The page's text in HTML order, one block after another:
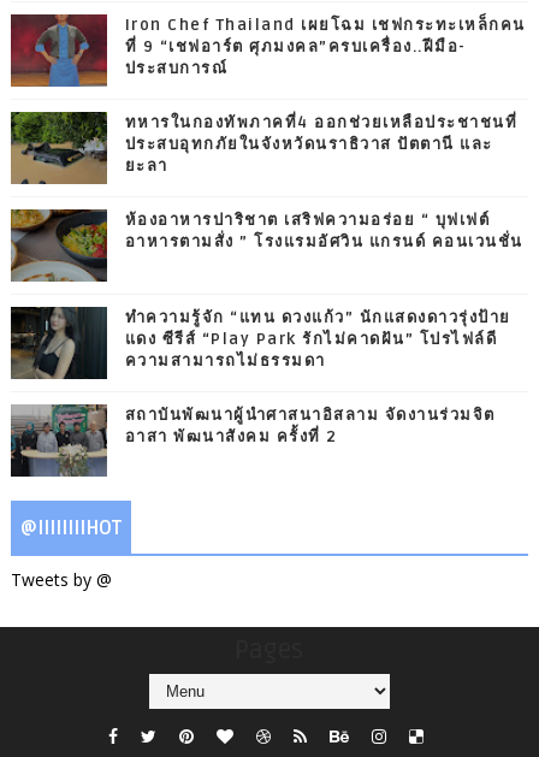
Iron Chef Thailand เผยโฉม เชฟกระทะเหล็กคน
ที่ 9 “เชฟอาร์ต ศุภมงคล”ครบเครื่อง..ฝีมือ-
ประสบการณ์
ทหารในกองทัพภาคที่4 ออกช่วยเหลือประชาชนที่
ประสบอุทกภัยในจังหวัดนราธิวาส ปัตตานี และ
ยะลา
ห้องอาหารปาริชาต เสริฟความอร่อย “ บุฟเฟต์
อาหารตามสั่ง ” โรงแรมอัศวิน แกรนด์ คอนเวนชั่น
ทำความรู้จัก “แทน ดวงแก้ว” นักแสดงดาวรุ่งป้าย
แดง ซีรีส์ “Play Park รักไม่คาดฝัน” โปรไฟล์ดี
ความสามารถไม่ธรรมดา
สถาบันพัฒนาผู้นำศาสนาอิสลาม จัดงานร่วมจิต
อาสา พัฒนาสังคม ครั้งที่ 2
@IIIIIIIIHOT
Tweets by @